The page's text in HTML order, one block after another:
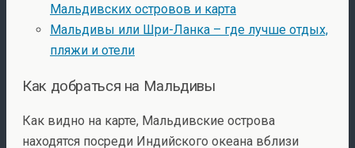
Мальдивских островов и карта
Мальдивы или Шри-Ланка – где лучше отдых,
пляжи и отели
Как добраться на Мальдивы
Как видно на карте, Мальдивские острова
находятся посреди Индийского океана вблизи